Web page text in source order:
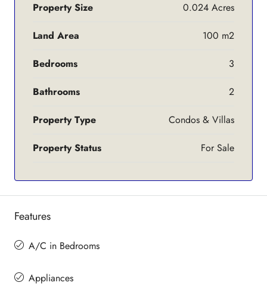
Property Size 0.024 Acres
Land Area 100 m2
Bedrooms 3
Bathrooms 2
Property Type Condos & Villas
Property Status For Sale
Features
A/C in Bedrooms
Appliances